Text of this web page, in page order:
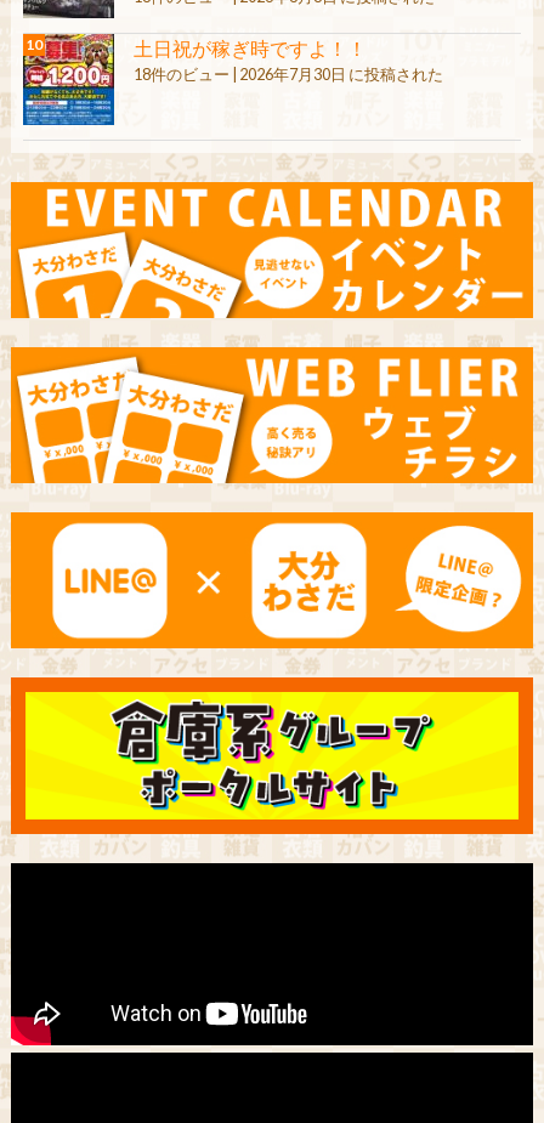
土日祝が稼ぎ時ですよ！！
18件のビュー 2026年7月30日 に投稿された